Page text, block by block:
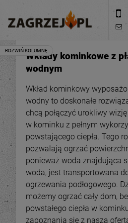
Wkłady kominkowe z
wodnym
Wkład kominkowy
wodny to doskonałe
chcą połączyć urokliwy
w kominku z pełnym
powstającego ciepła. Tego
pozwalają ogrzać
ponieważ woda znajdująca
woda, jest transportowana
ogrzewania podłogowego.
możemy ogrzać cały dom,
powstałego ciepła w
zapoznania się z naszą